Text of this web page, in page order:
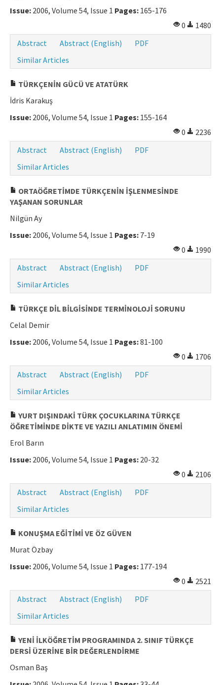
Issue: 2006, Volume 54, Issue 1 Pages: 165-176
0
1480
Abstract
Abstract (English)
PDF
Similar Articles
TÜRKÇENİN GÜCÜ VE ATATÜRK
İdris Karakuş
Issue: 2006, Volume 54, Issue 1 Pages: 155-164
0
2236
Abstract
Abstract (English)
PDF
Similar Articles
ORTAÖĞRETİMDE TÜRKÇENİN İŞLENMESİNDE
YAŞANAN SORUNLAR
Nilgün Ay
Issue: 2006, Volume 54, Issue 1 Pages: 7-19
0
1990
Abstract
Abstract (English)
PDF
Similar Articles
TÜRKÇE DİL BİLGİSİNDE TERMİNOLOJİ SORUNU
Celal Demir
Issue: 2006, Volume 54, Issue 1 Pages:81-100
0
1706
Abstract
Abstract (English)
PDF
Similar Articles
YURT DIŞINDAKİ TÜRK ÇOCUKLARINA TÜRKÇE
ÖĞRETİMİNDE DİKTE VE YAZILI ANLATIMIN ÖNEMİ
Erol Barın
Issue: 2006, Volume 54, Issue 1 Pages: 20-32
0
2106
Abstract
Abstract (English)
PDF
Similar Articles
KONUŞMA EĞİTİMİ VE ÖZ GÜVEN
Murat Özbay
Issue: 2006, Volume 54, Issue 1 Pages: 177-194
0
2521
Abstract
Abstract (English)
PDF
Similar Articles
YENİ İLKÖĞRETİM PROGRAMINDA 2. SINIF TÜRKÇE
DERSİ ÜZERİNE BİR DEĞERLENDİRME
Osman Baş